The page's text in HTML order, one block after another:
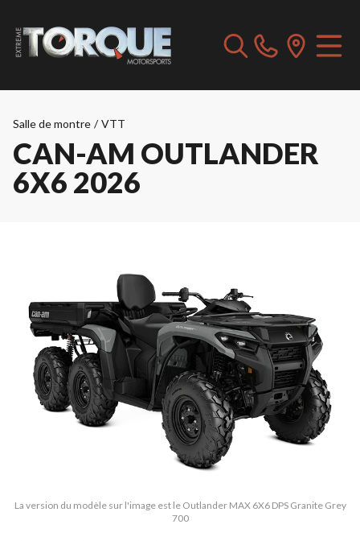
Salle de montre / VTT
CAN-AM OUTLANDER
6X6 2026
La version du modèle sur l'image est le Outlander MAX 6X6 DPS Granite Grey
700